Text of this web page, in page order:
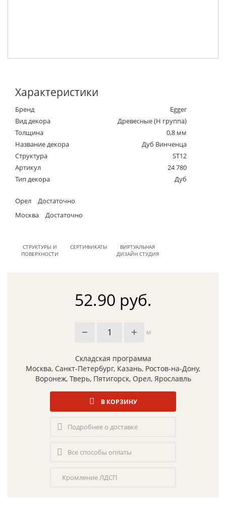
Характеристики
Бренд
Egger
Вид декора
Древесные (Н группа)
Толщина
0,8 мм
Название декора
Дуб Винченца
Структура
ST12
Артикул
24 780
Тип декора
Дуб
Орел
Достаточно
Москва
Достаточно
СТРУКТУРЫ И
ПОВЕРХНОСТИ
СЕРТИФИКАТЫ
ВИРТУАЛЬНАЯ
ДИЗАЙН СТУДИЯ
52.90 руб.
м
Складская программа
Москва, Санкт-Петербург, Казань, Ростов-на-Дону,
Воронеж, Тверь, Пятигорск, Орел, Ярославль
В КОРЗИНУ
Подробнее о доставке
Все способы оплаты
Кромление ЛДСП